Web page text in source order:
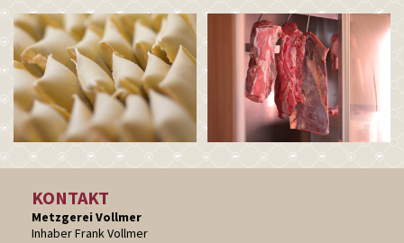
KONTAKT
Metzgerei Vollmer
Inhaber Frank Vollmer